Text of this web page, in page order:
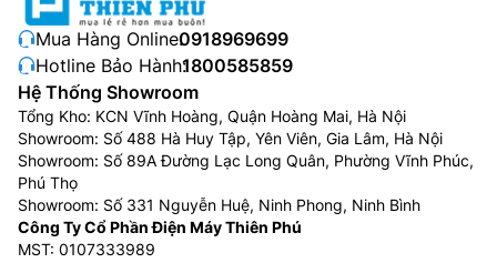
Mua Hàng Online:0918969699
Hotline Bảo Hành:1800585859
Hệ Thống Showroom
Tổng Kho: KCN Vĩnh Hoàng, Quận Hoàng Mai, Hà Nội
Showroom: Số 488 Hà Huy Tập, Yên Viên, Gia Lâm, Hà Nội
Showroom: Số 89A Đường Lạc Long Quân, Phường Vĩnh Phúc,
Phú Thọ
Showroom: Số 331 Nguyễn Huệ, Ninh Phong, Ninh Bình
Công Ty Cổ Phần Điện Máy Thiên Phú
MST: 0107333989